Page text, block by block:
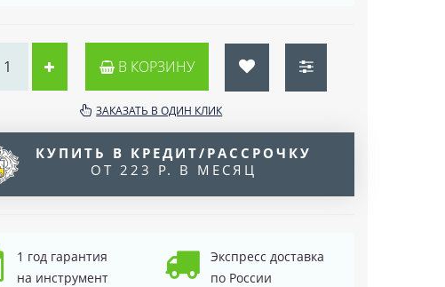
В КОРЗИНУ
ЗАКАЗАТЬ В ОДИН КЛИК
КУПИТЬ В КРЕДИТ/РАССРОЧКУ
ОТ 223 Р. В МЕСЯЦ
1 год гарантия
на инструмент
Экспресс доставка
по России